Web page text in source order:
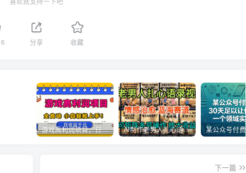
6 分享 收藏
游戏高利润项目，日收益1k+，全自动，无需值守，解放双手，小白轻松上手【揭秘】 AI制作老男人扎心语录，5分钟一条，操作简单，流量非常大，保姆级教程
下一篇